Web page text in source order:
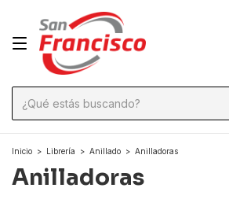
Inicio > Librería > Anillado > Anilladoras
Anilladoras